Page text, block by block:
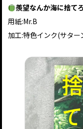
羨望なんか海に捨て
用紙:Mr.B
加工:特色インク(サタ